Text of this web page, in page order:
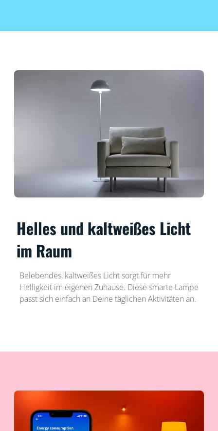
Helles und kaltweißes Licht
im Raum
Belebendes, kaltweißes Licht sorgt für mehr
Helligkeit im eigenen Zuhause. Diese smarte Lampe
passt sich einfach an Deine täglichen Aktivitäten an.